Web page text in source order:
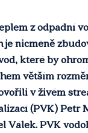
z odpadní
nicméně
které by
větším
v živém
(PVK) Petr
Válek. PVK